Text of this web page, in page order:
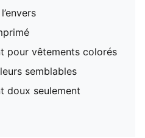
pour vêtements colorés
semblables
doux seulement